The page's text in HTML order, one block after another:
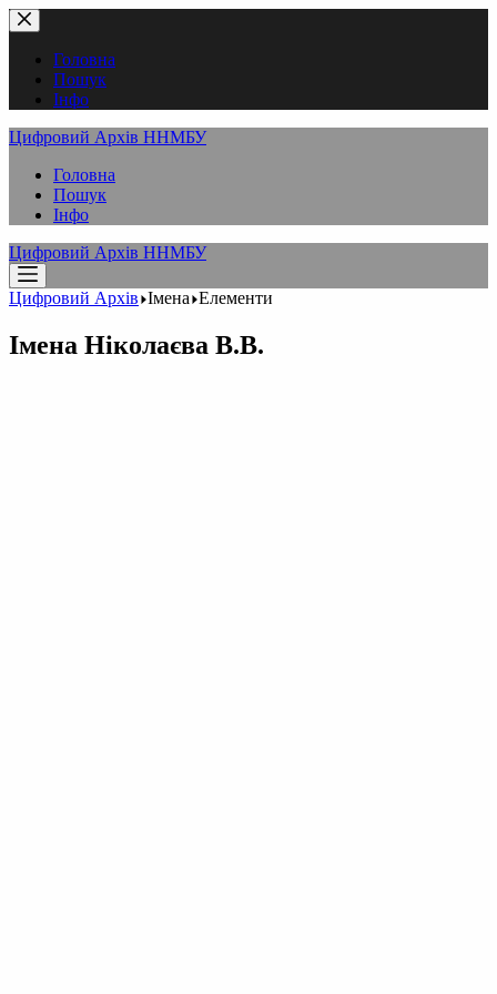
Перейти
до
вмістуГоловна
Пошук
Інфо
Цифровий Архів ННМБУ
Головна
Пошук
Інфо
Цифровий Архів ННМБУ
Цифровий Архів Імена Елементи
Імена Ніколаєва В.В.